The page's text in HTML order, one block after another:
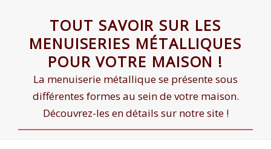
content
TOUT SAVOIR SUR LES
MENUISERIES MÉTALLIQUES
POUR VOTRE MAISON !
La menuiserie métallique se présente sous
différentes formes au sein de votre maison.
Découvrez-les en détails sur notre site !